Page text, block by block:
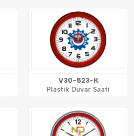
V30-523-K
Plastik Duvar Saati